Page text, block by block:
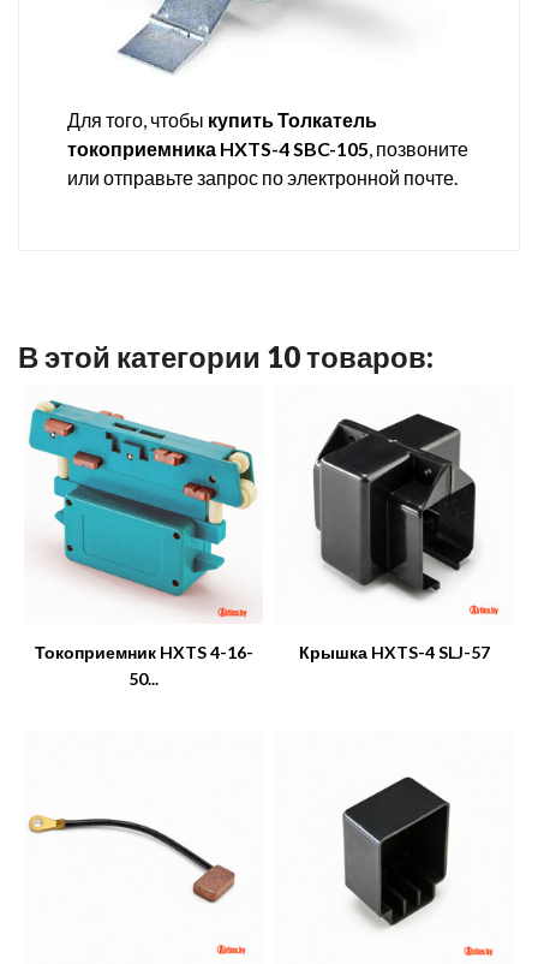
Для того, чтобы купитьТолкатель
токоприемника HXTS-4 SBC-105 , позвоните
или отправьте запрос по электронной почте.
В этой категории 10 товаров:
Токоприемник HXTS 4-16-
50...
Крышка HXTS-4 SLJ-57